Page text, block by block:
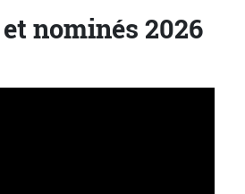
nominés 2026